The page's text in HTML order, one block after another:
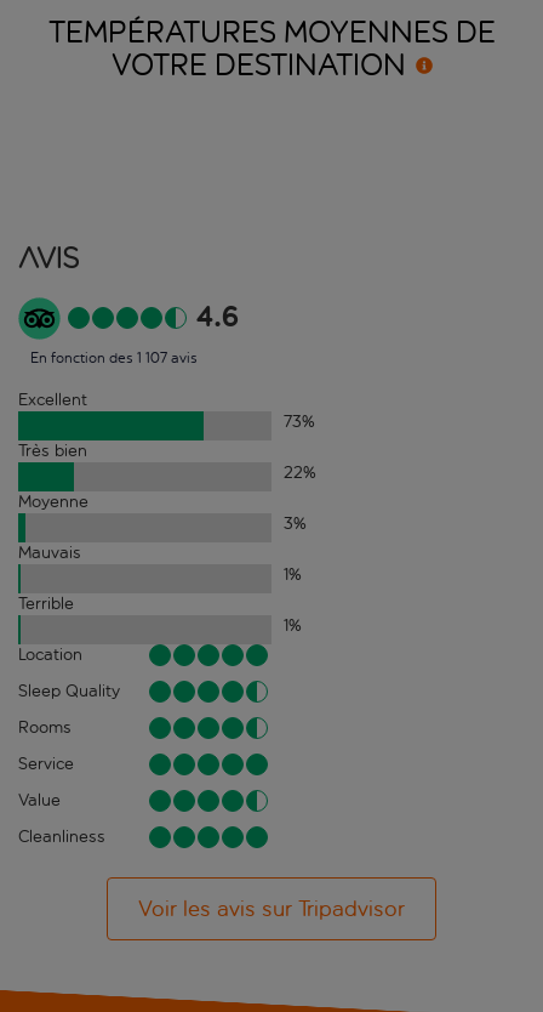
TEMPÉRATURES MOYENNES DE
VOTRE DESTINATION
Avis
4.6
En fonction des 1 107 avis
Excellent
73%
Très bien
22%
Moyenne
3%
Mauvais
1%
Terrible
1%
Location
Sleep Quality
Rooms
Service
Value
Cleanliness
Voir les avis sur Tripadvisor